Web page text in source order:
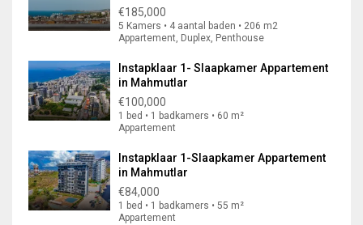
€185,000
5 Kamers • 4 aantal baden • 206 m2
Appartement, Duplex, Penthouse
Instapklaar 1- Slaapkamer Appartement
in Mahmutlar
€100,000
1 bed • 1 badkamers • 60 m²
Appartement
Instapklaar 1-Slaapkamer Appartement
in Mahmutlar
€84,000
1 bed • 1 badkamers • 55 m²
Appartement